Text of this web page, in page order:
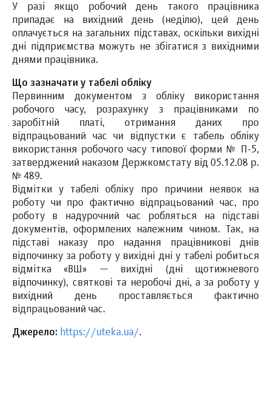
У разі якщо робочий день такого працівника
припадає на вихідний день (неділю), цей день
оплачується на загальних підставах, оскільки вихідні
дні підприємства можуть не збігатися з вихідними
днями працівника.
Що зазначати у табелі обліку
Первинним документом з обліку використання
робочого часу, розрахунку з працівниками по
заробітній платі, отримання даних про
відпрацьований час чи відпустки є табель обліку
використання робочого часу типової форми № П-5,
затверджений наказом Держкомстату від 05.12.08 р.
№ 489.
Відмітки у табелі обліку про причини неявок на
роботу чи про фактично відпрацьований час, про
роботу в надурочний час робляться на підставі
документів, оформлених належним чином. Так, на
підставі наказу про надання працівникові днів
відпочинку за роботу у вихідні дні у табелі робиться
відмітка «ВШ» — вихідні (дні щотижневого
відпочинку), святкові та неробочі дні, а за роботу у
вихідний день проставляється фактично
відпрацьований час.
Джерело: https://uteka.ua/.